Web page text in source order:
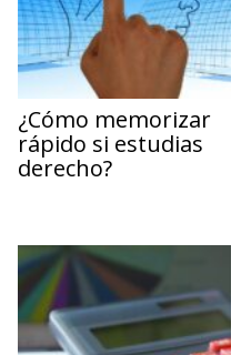
¿Cómo memorizar
rápido si estudias
derecho?